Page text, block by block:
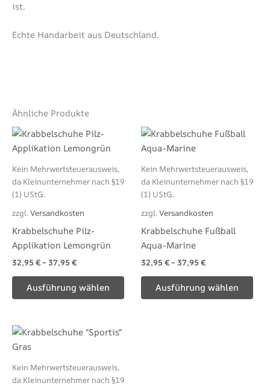
ist.
Echte Handarbeit aus Deutschland.
Ähnliche Produkte
Kein Mehrwertsteuerausweis,
da Kleinunternehmer nach §19
(1) UStG.
zzgl.Versandkosten
Krabbelschuhe Pilz-
Applikation Lemongrün
32,95 €– 37,95 €
Ausführung wählen
Dieses
Produkt
mehrere
Varianten
Optionen
können
der
Produktseite
Kein Mehrwertsteuerausweis,
da Kleinunternehmer nach §19
(1) UStG.
zzgl.Versandkosten
Krabbelschuhe Fußball
Aqua-Marine
32,95 €– 37,95 €
Ausführung wählen
der
Kein Mehrwertsteuerausweis,
da Kleinunternehmer nach §19